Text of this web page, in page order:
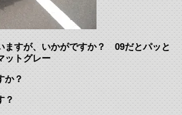
ますが、いかがですか？ 09だとパッと
ットグレー
か？
？